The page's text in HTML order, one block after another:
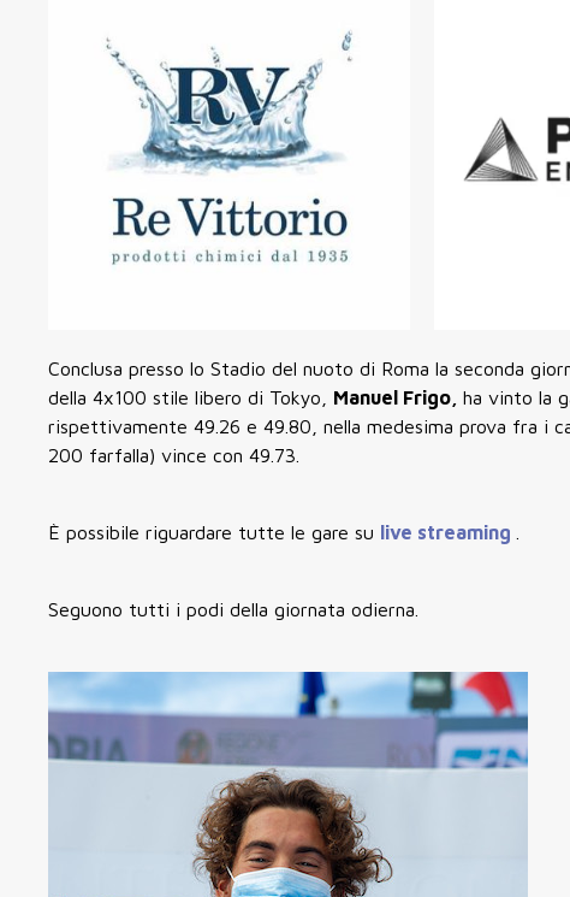
Conclusa presso lo Stadio del nuoto di Roma la seconda
della 4x100 stile libero di Tokyo, Manuel Frigo, ha vinto la
rispettivamente 49.26 e 49.80, nella medesima prova fra i
200 farfalla) vince con 49.73.
È possibile riguardare tutte le gare su live streaming
Seguono tutti i podi della giornata odierna.